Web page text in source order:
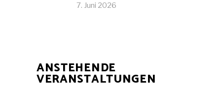
7. Juni 2026
ANSTEHENDE
VERANSTALTUNGEN